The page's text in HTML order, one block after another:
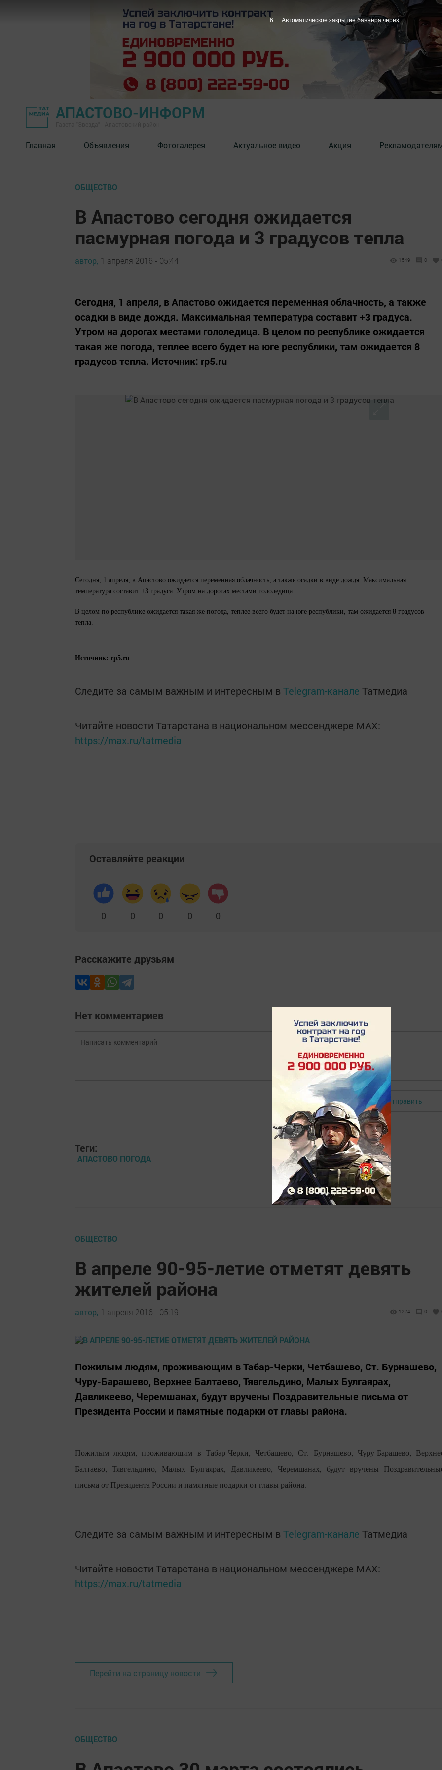
АПАСТОВО-ИНФОРМ
Главная Объявления Фотогалерея Актуальное видео Акция
ОБЩЕСТВО
В Апастово сегодня ожидается
пасмурная погода и 3 градусов тепла
автор, 1 апреля 2016 - 05:44 1549 0
Сегодня, 1 апреля, в Апастово ожидается переменная облачность, а также
осадки в виде дождя. Максимальная температура составит +3 градуса.
Утром на дорогах местами гололедица. В целом по республике ожидается
такая же погода, теплее всего будет на юге республики, там ожидается 8
градусов тепла. Источник: rp5.ru
Сегодня, 1 апреля, в Апастово ожидается переменная облачность, а также осадки в виде дождя. Максимальная
температура составит +3 градуса. Утром на дорогах местами гололедица.
В целом по республике ожидается такая же погода, теплее всего будет на юге республики, там ожидается 8 градусов
тепла.
Источник: rp5.ru
Следите за самым важным и интересным в Telegram-канале Татмедиа
Читайте новости Татарстана в национальном мессенджере MАХ:
https://max.ru/tatmedia
Оставляйте реакции
0 0 0 0 0
Расскажите друзьям
Нет комментариев
Авторизоваться Отправить
Теги:
АПАСТОВО ПОГОДА
ОБЩЕСТВО
В апреле 90-95-летие отметят девять
жителей района
автор, 1 апреля 2016 - 05:19 1224 0
Пожилым людям, проживающим в Табар-Черки, Четбашево, Ст. Бурнашево,
Чуру-Барашево, Верхнее Балтаево, Тявгельдино, Малых Булгаярах,
Давликеево, Черемшанах, будут вручены Поздравительные письма от
Президента России и памятные подарки от главы района.
Пожилым людям, проживающим в Табар-Черки, Четбашево, Ст. Бурнашево, Чуру-Барашево,
Балтаево, Тявгельдино, Малых Булгаярах, Давликеево, Черемшанах, будут вручены
письма от Президента России и памятные подарки от главы района.
Следите за самым важным и интересным в Telegram-канале Татмедиа
Читайте новости Татарстана в национальном мессенджере MАХ:
https://max.ru/tatmedia
Перейти на страницу новости
ОБЩЕСТВО
5 Автоматическое закрытие баннера через